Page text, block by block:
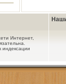
Интернет,
индексации